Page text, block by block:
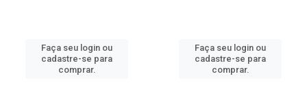
Faça seu login ou
cadastre-se para
comprar.
Faça seu login ou
cadastre-se para
comprar.